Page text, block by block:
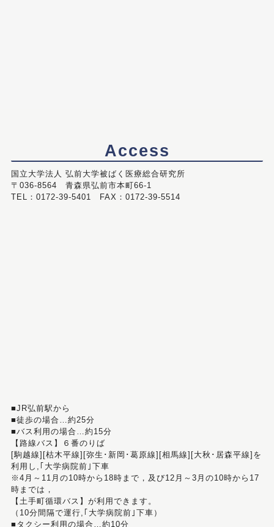
Access
国立大学法人 弘前大学被ばく医療総合研究所
〒036-8564 青森県弘前市本町66-1
TEL：0172-39-5401 FAX：0172-39-5514
■JR弘前駅から
■徒歩の場合…約25分
■バス利用の場合…約15分
【路線バス】６番のりば
[駒越線][枯木平線][弥生･新岡･葛原線][相馬線][大秋･居森平線]を
利用し,｢大学病院前｣下車
※4月～11月の10時から18時まで，及び12月～3月の10時から17
時までは，
【土手町循環バス】が利用できます。
（10分間隔で運行,｢大学病院前｣下車）
■タクシー利用の場合…約10分